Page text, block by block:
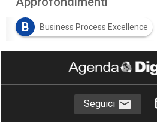
B
Business Process Excellence
D Digital Twin of an Organization
Seguici